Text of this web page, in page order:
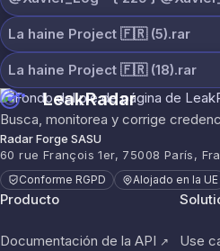
La haine Project 🇫🇷 (5).rar
La haine Project 🇫🇷 (18).rar
LeakRadar
Busca, monitorea y corrige
Radar Forge SASU
60 rue François 1er, 75008 París,
Conforme RGPD Alojado en la UE
Producto
Documentación de la API ↗
Use